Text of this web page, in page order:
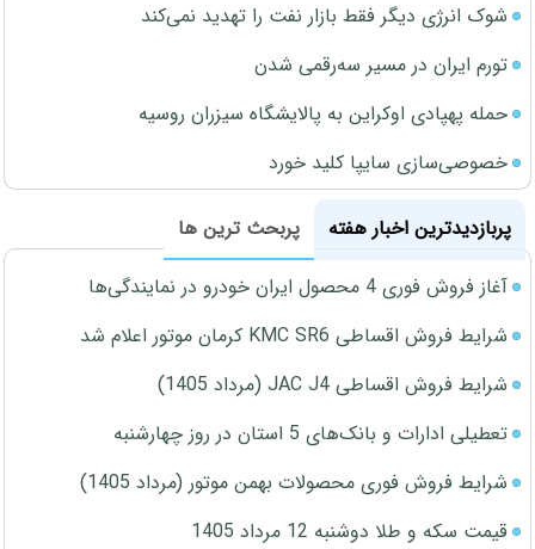
شوک انرژی دیگر فقط بازار نفت را تهدید نمی‌کند
تورم ایران در مسیر سه‌رقمی شدن
حمله پهپادی اوکراین به پالایشگاه سیزران روسیه
خصوصی‌سازی سایپا کلید خورد
پربازدیدترین اخبار هفته
پربحث ترین ها
آغاز فروش فوری 4 محصول ایران خودرو در نمایندگی‌ها
شرایط فروش اقساطی KMC SR6 کرمان موتور اعلام شد
شرایط فروش اقساطی JAC J4 (مرداد 1405)
تعطیلی ادارات و بانک‌های 5 استان در روز چهارشنبه
شرایط فروش فوری محصولات بهمن موتور (مرداد 1405)
قیمت سکه و طلا دوشنبه 12 مرداد 1405